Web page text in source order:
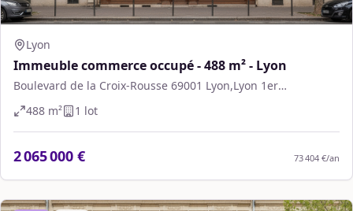
Lyon
Immeuble commerce occupé - 488 m² - Lyon
Boulevard de la Croix-Rousse 69001 Lyon,Lyon 1er
Arrondissement
488 m² 1 lot
2 065 000 € 73 404 €/an